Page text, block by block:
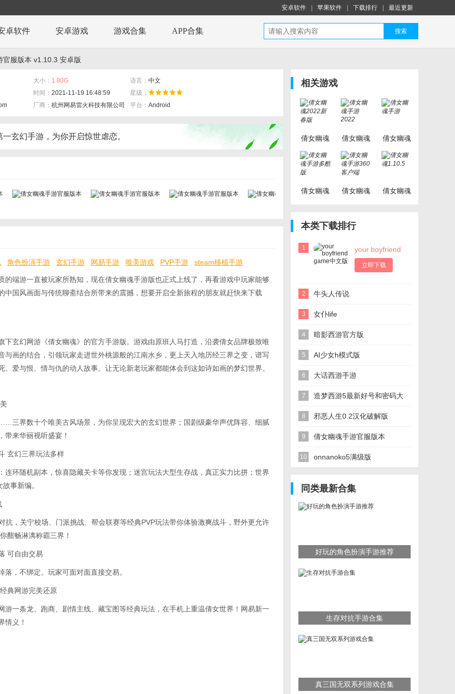
安卓软件 苹果软件 下载排行 最近更新
卓软件 安卓游戏 游戏合集 APP合集 搜索
服版本 v1.10.3 安卓版
大小： 1.80G 语言： 中文
时间： 2021-11-19 16:48:59
星级：
厂商： 杭州网易雷火科技有限公司 平台： Android
一玄幻手游，为你开启惊世虐恋。
角色扮演手游 玄幻手游 网易手游 唯美游戏 PVP手游
steam移植手游
色扮演游戏
的端游一直被玩家所熟知，现在倩女幽魂手游版也正式上线了，再看游戏中玩家能够
中国风画面与传统聊斋结合所带来的震撼，想要开启全新旅程的朋友就赶快来下载
下玄幻网游《倩女幽魂》的官方手游版。游戏由原班人马打造，沿袭倩女品牌极致唯
与画的结合，引领玩家走进世外桃源般的江南水乡，更上天入地历经三界之变，谱写
、爱与恨、情与仇的动人故事。让无论新老玩家都能体会到这如诗如画的梦幻世界。
三界数十个唯美古风场景，为你呈现宏大的玄幻世界；国剧级豪华声优阵容、细腻
带来华丽视听盛宴！
玄幻三界玩法多样
连环随机副本，惊喜隐藏关卡等你发现；迷宫玩法大型生存战，真正实力比拼；世界
事新编。
抗，关宁校场、门派挑战、帮会联赛等经典PVP玩法带你体验激爽战斗，野外更允许
酣畅淋漓称霸三界！
可自由交易
落，不绑定。玩家可面对面直接交易。
典网游完美还原
游一条龙、跑商、剧情主线、藏宝图等经典玩法，在手机上重温倩女世界！网易新一
情义！
相关游戏
倩女幽魂
2022新春
版
倩女幽魂
手游2022
倩女幽魂
手游
倩女幽魂
倩女幽魂
倩女幽魂
本类下载排行
1
your boyfriend
game中文版
立即下载
2 牛头人传说
3 女仆life
4 暗影西游官方版
5 AI少女h模式版
6 大话西游手游
7 造梦西游5最新好号和密码大
全
8 邪恶人生0.2汉化破解版
9 倩女幽魂手游官服版本
10 onnanoko5满级版
同类最新合集
好玩的角色扮演手游推荐
生存对抗手游合集
真三国无双系列游戏合集